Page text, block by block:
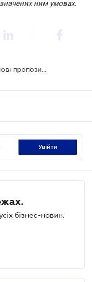
ним умовах.
Регулювання обігу криптовалют: нові пропозиції
увійти
бізнес-новин.